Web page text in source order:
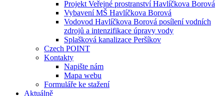
Projekt Veřejné prostranství Havlíčkova Borová
Vybavení MŠ Havlíčkova Borová
Vodovod Havlíčkova Borová posílení vodních
zdrojů a intenzifikace úpravy vody
Splašková kanalizace Peršíkov
Czech POINT
Kontakty
Napište nám
Mapa webu
Formuláře ke stažení
Aktuálně